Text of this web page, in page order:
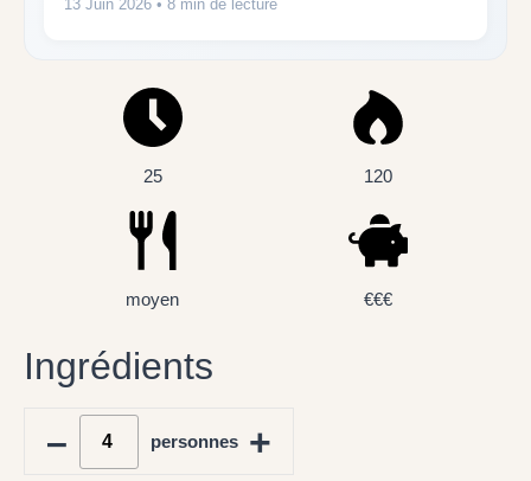
13 Juin 2026 • 8 min de lecture
25 120
moyen €€€
Ingrédients
–
personnes +